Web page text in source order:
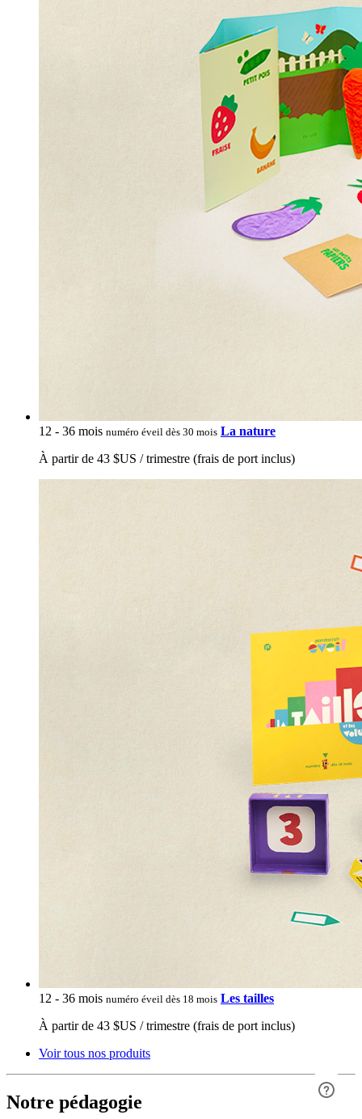
12 - 36 mois numéro éveil dès 30 mois La nature
À partir de 43 $US / trimestre (frais de port inclus)
12 - 36 mois numéro éveil dès 18 mois Les tailles
À partir de 43 $US / trimestre (frais de port inclus)
Voir tous nos produits
Notre pédagogie